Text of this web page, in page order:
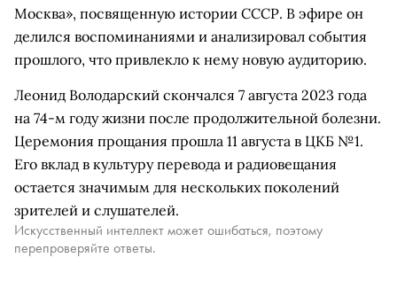
Москва», посвященную истории СССР. В эфире он
делился воспоминаниями и анализировал события
прошлого, что привлекло к нему новую аудиторию.
Леонид Володарский скончался 7 августа 2023 года
на 74-м году жизни после продолжительной болезни.
Церемония прощания прошла 11 августа в ЦКБ №1.
Его вклад в культуру перевода и радиовещания
остается значимым для нескольких поколений
зрителей и слушателей.
Искусственный интеллект может ошибаться, поэтому
перепроверяйте ответы.